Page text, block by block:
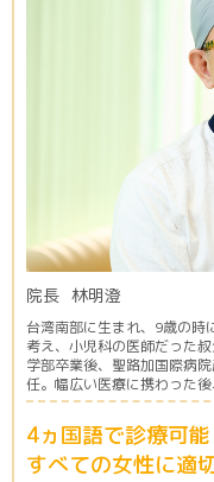
院長 林明澄
台湾南部に生まれ、9歳の時
考え、小児科の医師だった
学部卒業後、聖路加国際病
任。幅広い医療に携わった後
4ヵ国語で診療可能
すべての女性に適